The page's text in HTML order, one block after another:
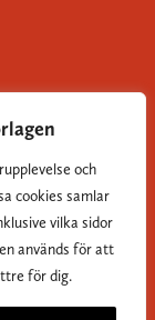
och
cookies samlar
vilka sidor
används för att
för dig.